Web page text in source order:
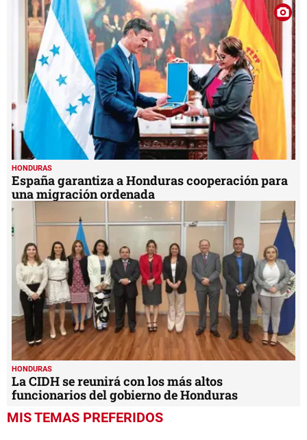
HONDURAS
España garantiza a Honduras cooperación para
una migración ordenada
HONDURAS
La CIDH se reunirá con los más altos
funcionarios del gobierno de Honduras
MIS TEMAS PREFERIDOS